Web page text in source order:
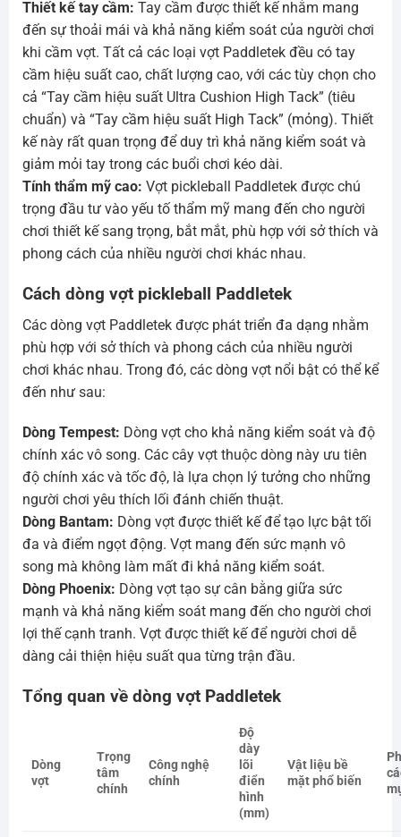
Thiết kế tay cầm: Tay cầm được thiết kế nhằm mang
đến sự thoải mái và khả năng kiểm soát của người chơi
khi cầm vợt. Tất cả các loại vợt Paddletek đều có tay
cầm hiệu suất cao, chất lượng cao, với các tùy chọn cho
cả “Tay cầm hiệu suất Ultra Cushion High Tack” (tiêu
chuẩn) và “Tay cầm hiệu suất High Tack” (mỏng). Thiết
kế này rất quan trọng để duy trì khả năng kiểm soát và
giảm mỏi tay trong các buổi chơi kéo dài.
Tính thẩm mỹ cao: Vợt pickleball Paddletek được chú
trọng đầu tư vào yếu tố thẩm mỹ mang đến cho người
chơi thiết kế sang trọng, bắt mắt, phù hợp với sở thích và
phong cách của nhiều người chơi khác nhau.
Cách dòng vợt pickleball Paddletek
Các dòng vợt Paddletek được phát triển đa dạng nhằm
phù hợp với sở thích và phong cách của nhiều người
chơi khác nhau. Trong đó, các dòng vợt nổi bật có thể kể
đến như sau:
Dòng Tempest: Dòng vợt cho khả năng kiểm soát và độ
chính xác vô song. Các cây vợt thuộc dòng này ưu tiên
độ chính xác và tốc độ, là lựa chọn lý tưởng cho những
người chơi yêu thích lối đánh chiến thuật.
Dòng Bantam: Dòng vợt được thiết kế để tạo lực bật tối
đa và điểm ngọt động. Vợt mang đến sức mạnh vô
song mà không làm mất đi khả năng kiểm soát.
Dòng Phoenix: Dòng vợt tạo sự cân bằng giữa sức
mạnh và khả năng kiểm soát mang đến cho người chơi
lợi thế cạnh tranh. Vợt được thiết kế để người chơi dễ
dàng cải thiện hiệu suất qua từng trận đầu.
Tổng quan về dòng vợt Paddletek
Dòng
vợt
Trọng
tâm
chính
Công nghệ
chính
Độ
dày
lõi
điển
hình
(mm)
Vật liệu bề
mặt phổ biến